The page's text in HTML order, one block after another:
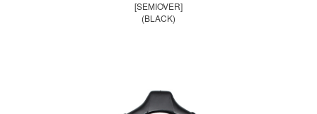
[SEMIOVER]
(BLACK)